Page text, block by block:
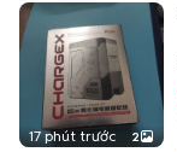
17 phút trước 2